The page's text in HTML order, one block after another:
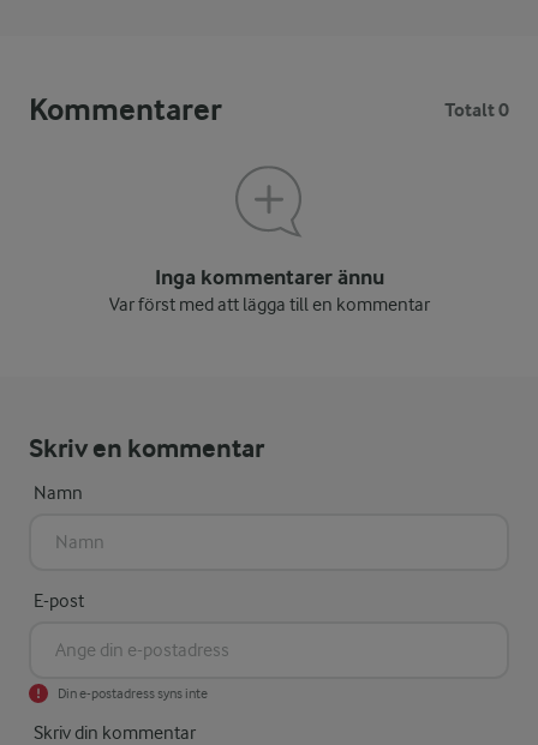
Kommentarer Totalt 0
Inga kommentarer ännu
Var först med att lägga till en kommentar
Skriv en kommentar
Namn
E-post
Din e-postadress syns inte
Skriv din kommentar